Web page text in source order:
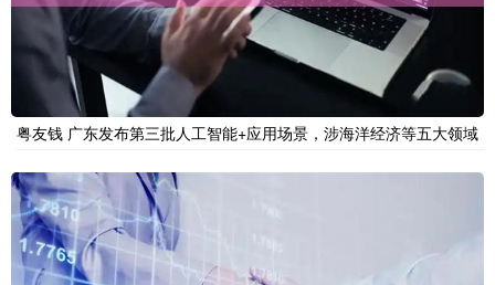
粤友钱 广东发布第三批人工智能+应用场景，涉海洋经济等五大领域